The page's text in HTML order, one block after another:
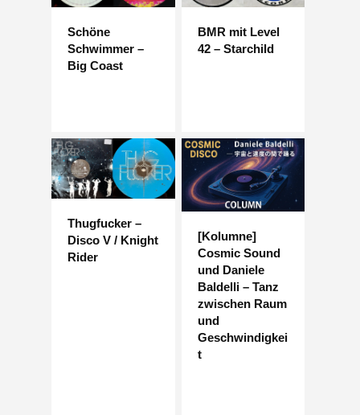
Schöne
Schwimmer –
Big Coast
BMR mit Level
42 – Starchild
Thugfucker –
Disco V / Knight
Rider
[Kolumne]
Cosmic Sound
und Daniele
Baldelli – Tanz
zwischen Raum
und
Geschwindigkei
t